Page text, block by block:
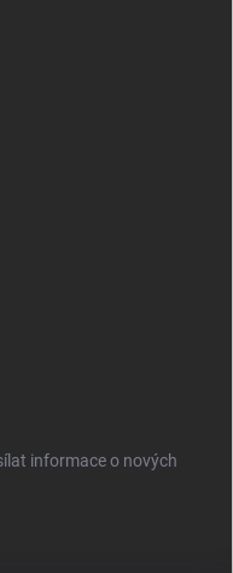
informace o nových